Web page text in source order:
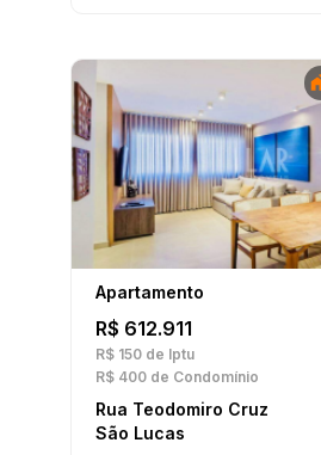
Apartamento
R$ 612.911
R$ 150 de Iptu
R$ 400 de Condomínio
Rua Teodomiro Cruz
São Lucas